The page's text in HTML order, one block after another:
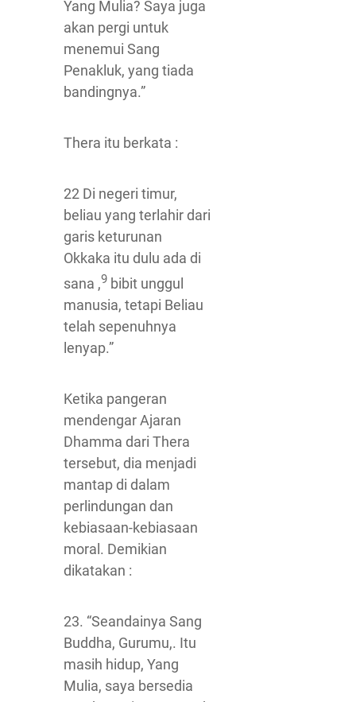
Yang Mulia? Saya juga
akan pergi untuk
menemui Sang
Penakluk, yang tiada
bandingnya.”
Thera itu berkata :
22 Di negeri timur,
beliau yang terlahir dari
garis keturunan
Okkaka itu dulu ada di
sana ,9 bibit unggul
manusia, tetapi Beliau
telah sepenuhnya
lenyap.”
Ketika pangeran
mendengar Ajaran
Dhamma dari Thera
tersebut, dia menjadi
mantap di dalam
perlindungan dan
kebiasaan-kebiasaan
moral. Demikian
dikatakan :
23. “Seandainya Sang
Buddha, Gurumu,. Itu
masih hidup, Yang
Mulia, saya bersedia